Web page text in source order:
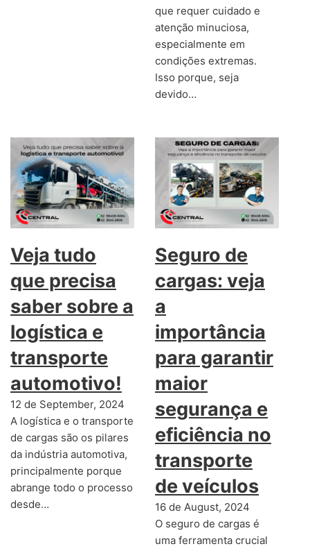
que requer cuidado e
atenção minuciosa,
especialmente em
condições extremas.
Isso porque, seja
devido…
Veja tudo
que precisa
saber sobre a
logística e
transporte
automotivo!
12 de September, 2024
A logística e o transporte
de cargas são os pilares
da indústria automotiva,
principalmente porque
abrange todo o processo
desde…
Seguro de
cargas: veja
a
importância
para garantir
maior
segurança e
eficiência no
transporte
de veículos
16 de August, 2024
O seguro de cargas é
uma ferramenta crucial